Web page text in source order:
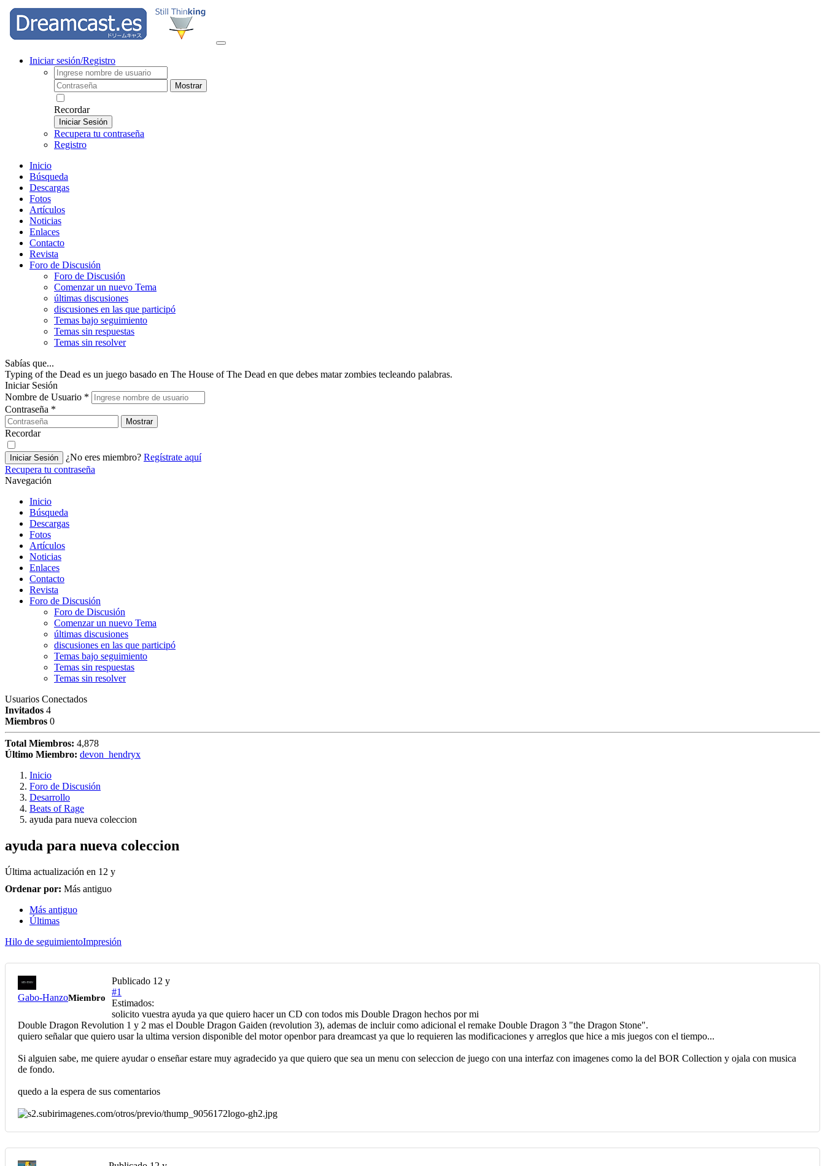
Iniciar sesión/Registro
Mostrar
Recordar
Iniciar Sesión
Recupera tu contraseña
Registro
Inicio
Búsqueda
Descargas
Fotos
Artículos
Noticias
Enlaces
Contacto
Revista
Foro de Discusión
Foro de Discusión
Comenzar un nuevo Tema
últimas discusiones
discusiones en las que participó
Temas bajo seguimiento
Temas sin respuestas
Temas sin resolver
Sabías que...
Typing of the Dead es un juego basado en The House of The Dead en que debes matar zombies tecleando palabras.
Iniciar Sesión
Nombre de Usuario *
Contraseña *
Mostrar
Recordar
Iniciar Sesión ¿No eres miembro? Regístrate aquí
Recupera tu contraseña
Navegación
Inicio
Búsqueda
Descargas
Fotos
Artículos
Noticias
Enlaces
Contacto
Revista
Foro de Discusión
Foro de Discusión
Comenzar un nuevo Tema
últimas discusiones
discusiones en las que participó
Temas bajo seguimiento
Temas sin respuestas
Temas sin resolver
Usuarios Conectados
Invitados 4
Miembros 0
Total Miembros: 4,878
Último Miembro: devon_hendryx
Inicio
Foro de Discusión
Desarrollo
Beats of Rage
ayuda para nueva coleccion
ayuda para nueva coleccion
Última actualización en 12 y
Ordenar por: Más antiguo
Más antiguo
Últimas
Hilo de seguimientoImpresión
Gabo-HanzoMiembro
Publicado 12 y
#1
Estimados:
solicito vuestra ayuda ya que quiero hacer un CD con todos mis Double Dragon hechos por mi
Double Dragon Revolution 1 y 2 mas el Double Dragon Gaiden (revolution 3), ademas de incluir como adicional el remake Double Dragon 3 "the Dragon Stone".
quiero señalar que quiero usar la ultima version disponible del motor openbor para dreamcast ya que lo requieren las modificaciones y arreglos que hice a mis juegos con el tiempo...
Si alguien sabe, me quiere ayudar o enseñar estare muy agradecido ya que quiero que sea un menu con seleccion de juego con una interfaz con imagenes como la del BOR Collection y ojala con musica
de fondo.
quedo a la espera de sus comentarios